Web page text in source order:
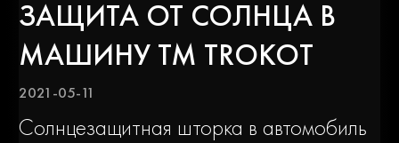
ЗАЩИТА ОТ СОЛНЦА В
МАШИНУ ТМ TROKOT
2021-05-11
Солнцезащитная шторка в автомобиль